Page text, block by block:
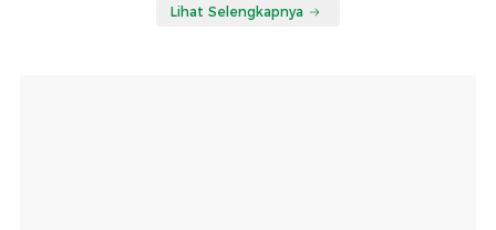
Lihat Selengkapnya